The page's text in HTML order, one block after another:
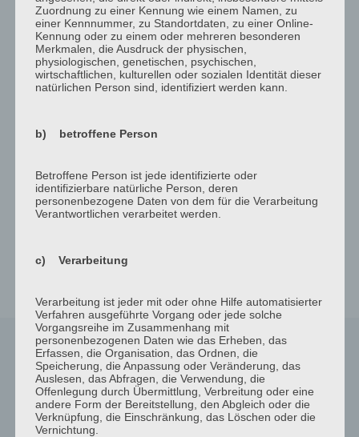
Medizinische Instrumente
Wound Care
Inkontinenzprodukte
Schutzbekleidung
Zuordnung zu einer Kennung wie einem Namen, zu
einer Kennnummer, zu Standortdaten, zu einer Online-
Kennung oder zu einem oder mehreren besonderen
Merkmalen, die Ausdruck der physischen,
physiologischen, genetischen, psychischen,
wirtschaftlichen, kulturellen oder sozialen Identität dieser
natürlichen Person sind, identifiziert werden kann.
b) betroffene Person
Betroffene Person ist jede identifizierte oder
identifizierbare natürliche Person, deren
personenbezogene Daten von dem für die Verarbeitung
Verantwortlichen verarbeitet werden.
c) Verarbeitung
Verarbeitung ist jeder mit oder ohne Hilfe automatisierter
Verfahren ausgeführte Vorgang oder jede solche
Vorgangsreihe im Zusammenhang mit
personenbezogenen Daten wie das Erheben, das
Erfassen, die Organisation, das Ordnen, die
Speicherung, die Anpassung oder Veränderung, das
Auslesen, das Abfragen, die Verwendung, die
Offenlegung durch Übermittlung, Verbreitung oder eine
andere Form der Bereitstellung, den Abgleich oder die
Verknüpfung, die Einschränkung, das Löschen oder die
Vernichtung.